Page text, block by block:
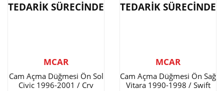
TEDARİK SÜRECİNDE
MCAR
Cam Açma Düğmesi Ön Sol
Civic 1996-2001 / Crv
TEDARİK SÜRECİNDE
MCAR
Cam Açma Düğmesi Ön Sağ
Vitara 1990-1998 / Swift